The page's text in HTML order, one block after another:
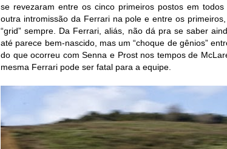
se revezaram entre os cinco primeiros postos em
outra intromissão da Ferrari na pole e entre os
“grid” sempre. Da Ferrari, aliás, não dá pra se saber
até parece bem-nascido, mas um “choque de gênios”
do que ocorreu com Senna e Prost nos tempos de
mesma Ferrari pode ser fatal para a equipe.